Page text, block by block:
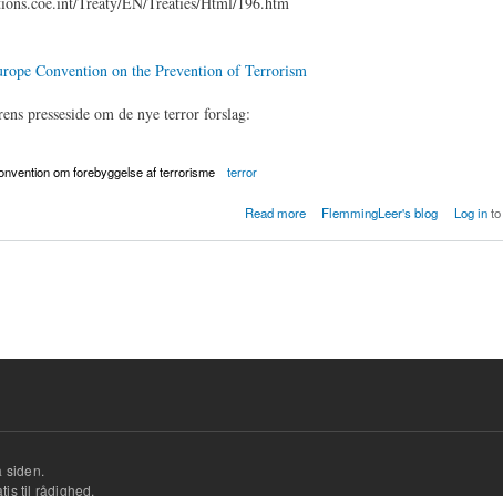
Convention on the Prevention of Terrorism
presseside om de nye terror forslag:
om forebyggelse af terrorisme
terror
Read more FlemmingLeer's blog Log into
siden.
til rådighed.